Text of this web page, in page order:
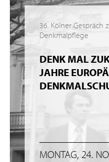
36. Kölner Gespräch
Denkmalpflege
DENK MAL
JAHRE
MONTAG, 24.